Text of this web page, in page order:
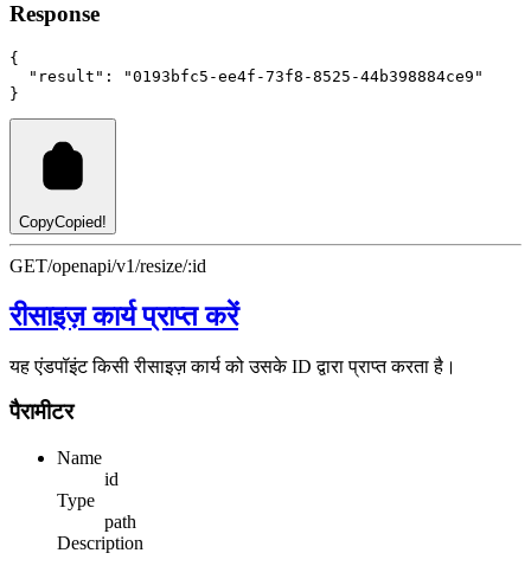
Response
{
"result" :
"0193bfc5-ee4f-73f8-8525-44b398884ce9"
}
CopyCopied!
GET/openapi/v1/resize/:id
रीसाइज़ कार्य प्राप्त करें
यह एंडपॉइंट किसी रीसाइज़ कार्य को उसके ID द्वारा प्राप्त करता है।
पैरामीटर
Name
id
Type
path
Description